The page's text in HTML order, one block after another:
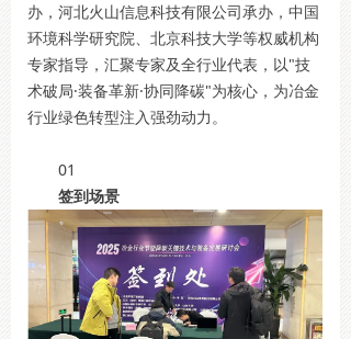
国际新闻
关于我们
办，河北火山信息科技有限公司承办，中国
环境科学研究院、北京科技大学等权威机构
专家指导，汇聚专家及全行业代表，以"技
术破局·装备革新·协同降碳"为核心，为冶金
行业绿色转型注入强劲动力。
01
签到场景